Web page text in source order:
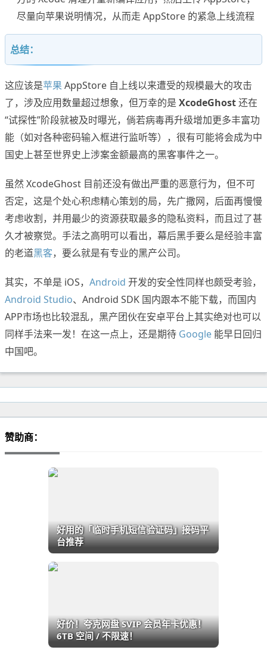
尽量向苹果说明情况，从而走 AppStore 的紧急上线流程
总结：
这应该是苹果 AppStore 自上线以来遭受的规模最大的攻击
了，涉及应用数量超过想象，但万幸的是 XcodeGhost还在
“试探性”阶段就被及时曝光，倘若病毒再升级增加更多丰富功
能（如对各种密码输入框进行监听等），很有可能将会成为中
国史上甚至世界史上涉案金额最高的黑客事件之一。
虽然 XcodeGhost 目前还没有做出严重的恶意行为，但不可
否定，这是个处心积虑精心策划的局，先广撒网，后面再慢慢
考虑收割，并用最少的资源获取最多的隐私资料，而且过了甚
久才被察觉。手法之高明可以看出，幕后黑手要么是经验丰富
的老道黑客，要么就是有专业的黑产公司。
其实，不单是 iOS， Android 开发的安全性同样也颇受考验，
Android Studio、Android SDK 国内跟本不能下载，而国内
APP市场也比较混乱，黑产团伙在安卓平台上其实绝对也可以
同样手法来一发！在这一点上，还是期待 Google 能早日回归
中国吧。
赞助商：
好用的「临时手机短信验证码」接码平
台推荐
好价！夸克网盘 SVIP 会员年卡优惠！
6TB 空间 / 不限速！